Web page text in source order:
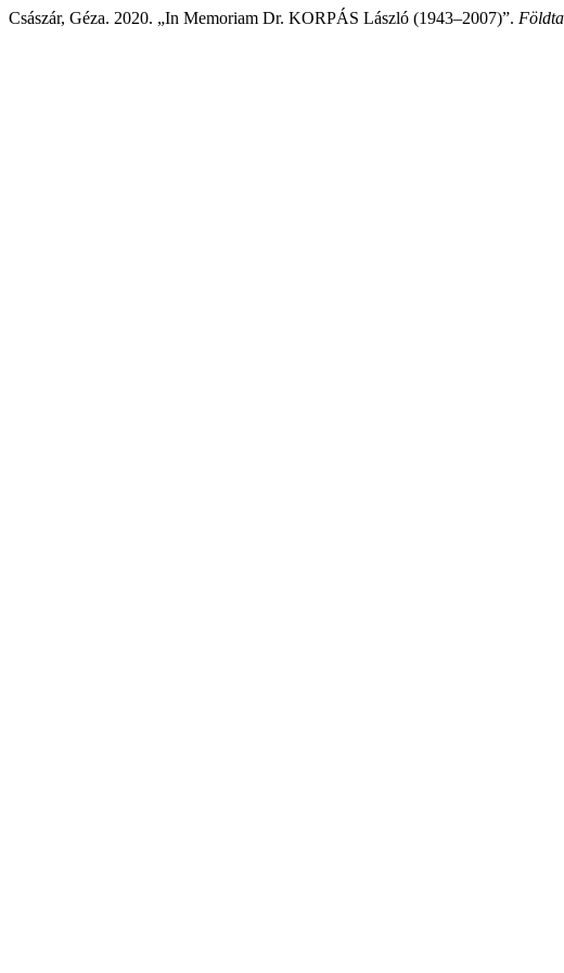
Császár, Géza. 2020. „In Memoriam Dr. KORPÁS László (1943–2007)”.